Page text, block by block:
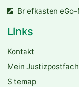
Briefkasten eGo-
Links
Kontakt
Mein
Sitemap